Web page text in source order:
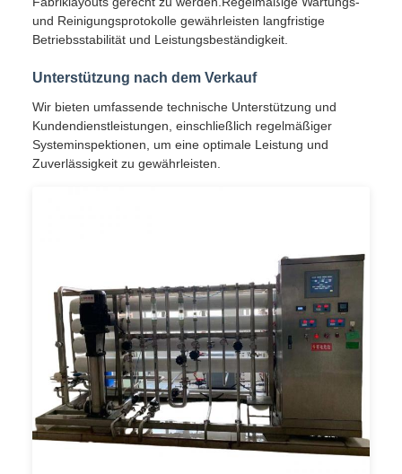
und Reinigungsprotokolle gewährleisten langfristige
Betriebsstabilität und Leistungsbeständigkeit.
Unterstützung nach dem Verkauf
Wir bieten umfassende technische Unterstützung und
Kundendienstleistungen, einschließlich regelmäßiger
Systeminspektionen, um eine optimale Leistung und
Zuverlässigkeit zu gewährleisten.